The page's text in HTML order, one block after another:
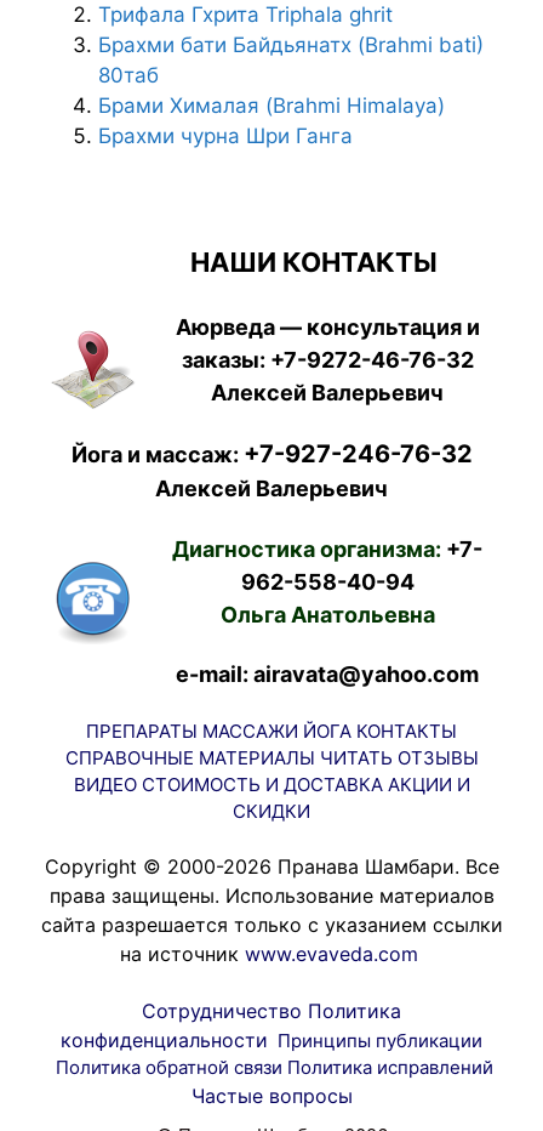
Трифала Гхрита Triphala ghrit
Брахми бати Байдьянатх (Brahmi bati)
80таб
Брами Хималая (Brahmi Himalaya)
Брахми чурна Шри Ганга
НАШИ КОНТАКТЫ
Аюрведа — консультация и
заказы: +7-9272-46-76-32
Алексей Валерьевич
Йога и массаж: +7-927-246-76-32
Алексей Валерьевич
Диагностика организма: +7-
962-558-40-94
Ольга Анатольевна
e-mail: airavata@yahoo.com
ПРЕПАРАТЫ МАССАЖИ ЙОГА КОНТАКТЫ
СПРАВОЧНЫЕ МАТЕРИАЛЫ ЧИТАТЬ ОТЗЫВЫ
ВИДЕО СТОИМОСТЬ И ДОСТАВКА АКЦИИ И
СКИДКИ
Copyright © 2000-2026 Пранава Шамбари. Все
права защищены. Использование материалов
сайта разрешается только с указанием ссылки
на источник www.evaveda.com
Сотрудничество Политика
конфиденциальности Принципы публикации
Политика обратной связи Политика исправлений
Частые вопросы